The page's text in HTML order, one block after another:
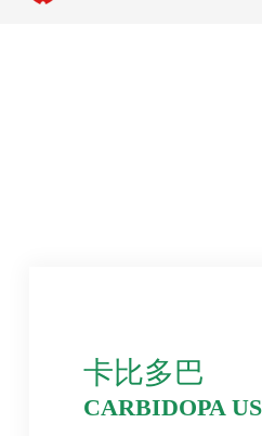
卡比多巴
CARBIDOPA